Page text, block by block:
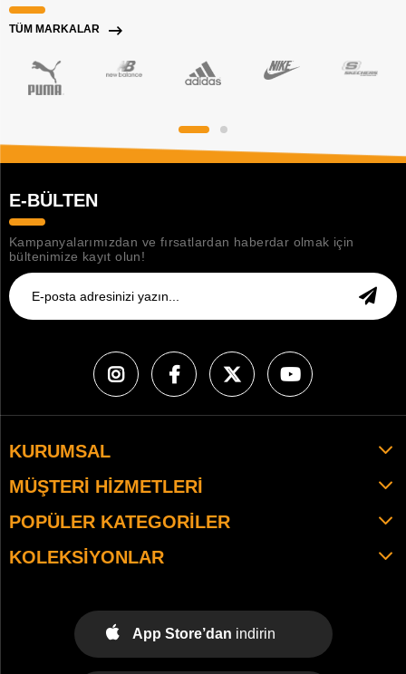
TÜM MARKALAR
E-BÜLTEN
Kampanyalarımızdan ve fırsatlardan haberdar olmak için
bültenimize kayıt olun!
KURUMSAL
MÜŞTERI HIZMETLERI
POPÜLER KATEGORILER
KOLEKSIYONLAR
App Store’dan indirin